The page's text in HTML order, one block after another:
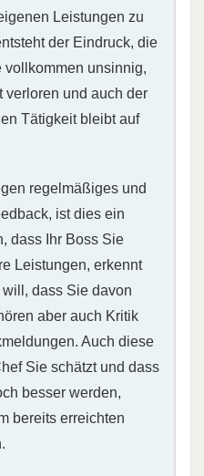
Leistungen zu
der Eindruck, die
vollkommen unsinnig,
verloren und auch der
Tätigkeit bleibt auf
regelmäßiges und
ist dies ein
dass Ihr Boss Sie
Leistungen, erkennt
dass Sie davon
aber auch Kritik
Auch diese
Sie schätzt und dass
besser werden,
bereits erreichten